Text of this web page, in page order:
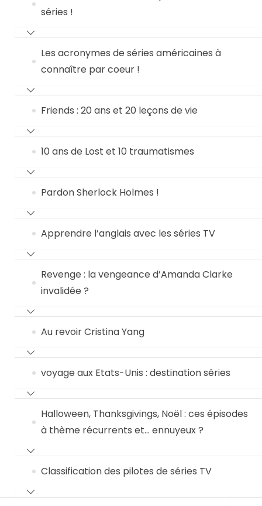
séries !
Les acronymes de séries américaines à
connaître par coeur !
Friends : 20 ans et 20 leçons de vie
10 ans de Lost et 10 traumatismes
Pardon Sherlock Holmes !
Apprendre l’anglais avec les séries TV
Revenge : la vengeance d’Amanda Clarke
invalidée ?
Au revoir Cristina Yang
voyage aux Etats-Unis : destination séries
Halloween, Thanksgivings, Noël : ces épisodes
à thème récurrents et… ennuyeux ?
Classification des pilotes de séries TV